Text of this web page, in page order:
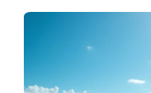
y el mar todos los
para cada uno. Si
esta nueva aventura,
Carolina Feliz